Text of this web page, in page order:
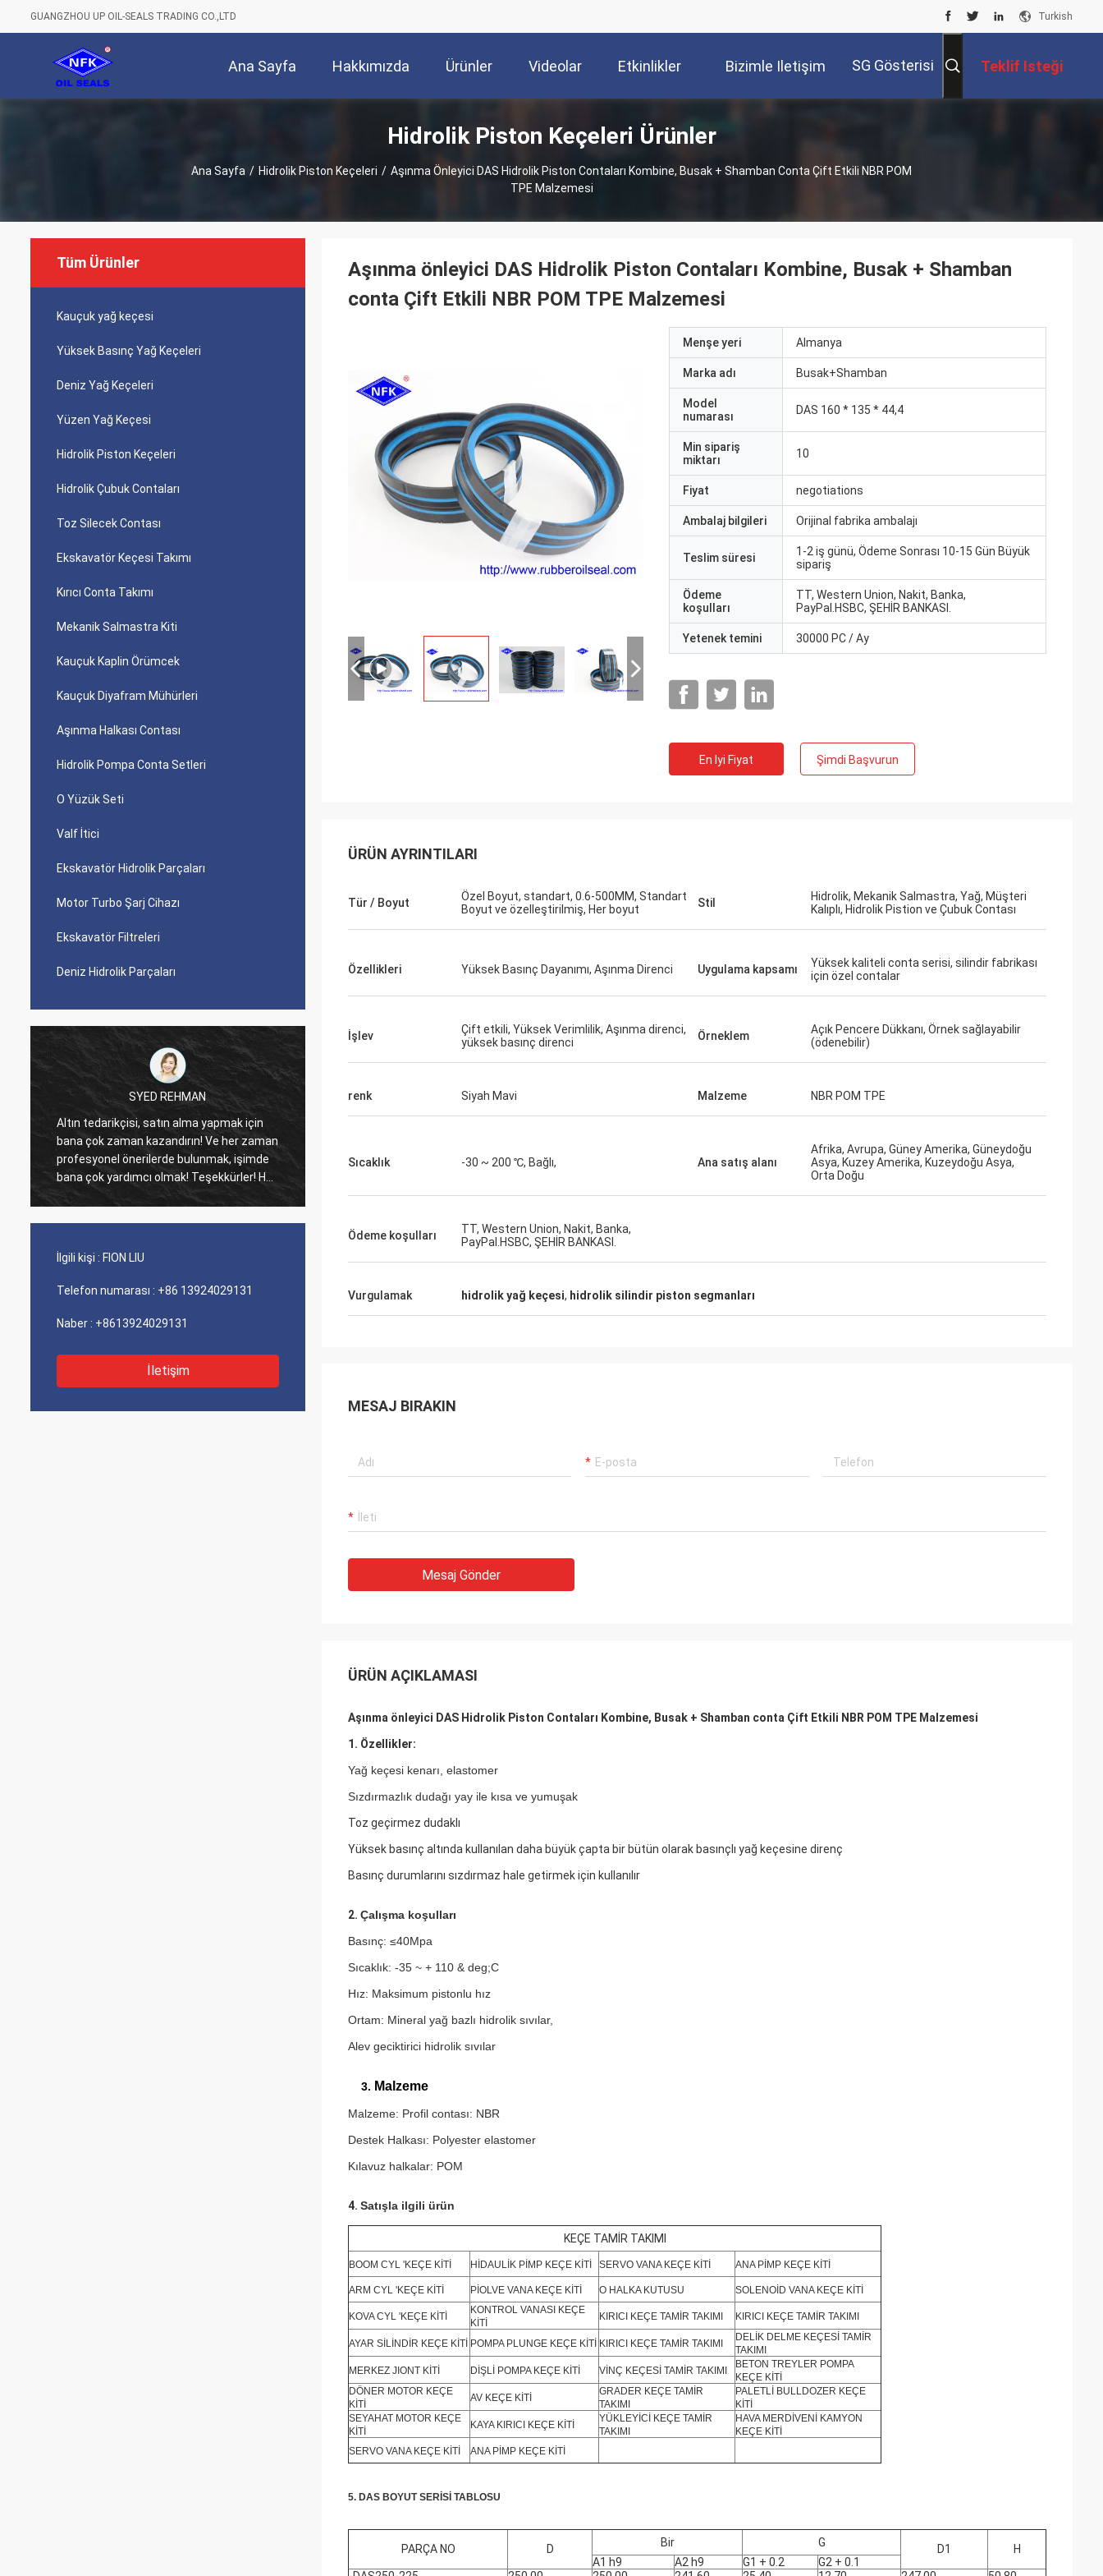
GUANGZHOU UP OIL-SEALS TRADING CO.,LTD Turkish
Ana Sayfa Hakkımızda Ürünler Videolar Etkinlikler Bizimle Iletişim SG Gösterisi Teklif Isteği
Hidrolik Piston Keçeleri Ürünler
Ana Sayfa / Hidrolik Piston Keçeleri / Aşınma Önleyici DAS Hidrolik Piston Contaları Kombine, Busak + Shamban Conta Çift Etkili NBR POM
TPE Malzemesi
Tüm Ürünler
Kauçuk yağ keçesi
Yüksek Basınç Yağ Keçeleri
Deniz Yağ Keçeleri
Yüzen Yağ Keçesi
Hidrolik Piston Keçeleri
Hidrolik Çubuk Contaları
Toz Silecek Contası
Ekskavatör Keçesi Takımı
Kırıcı Conta Takımı
Mekanik Salmastra Kiti
Kauçuk Kaplin Örümcek
Kauçuk Diyafram Mühürleri
Aşınma Halkası Contası
Hidrolik Pompa Conta Setleri
O Yüzük Seti
Valf İtici
Ekskavatör Hidrolik Parçaları
Motor Turbo Şarj Cihazı
Ekskavatör Filtreleri
Deniz Hidrolik Parçaları
SYED REHMAN
Altın tedarikçisi, satın alma yapmak için
bana çok zaman kazandırın! Ve her zaman
profesyonel önerilerde bulunmak, işimde
bana çok yardımcı olmak! Teşekkürler! Her
şey en iyi sırada, kaliteli mallar, hızlı
kaliteli görünüyor ve satın almak için
compnay ile iletişime geçecek Daha fazla
Mutakilwa Wilson afrika
maliyet performansı. Hızlı sevkiyat ve çok
gelecekte uzun bir coopertion olacak.
İlgili kişi : FION LIU
Telefon numarası : +86 13924029131
Naber : +8613924029131
İletişim
Aşınma önleyici DAS Hidrolik Piston Contaları Kombine, Busak + Shamban
conta Çift Etkili NBR POM TPE Malzemesi
Menşe yeri Almanya
Marka adı Busak+Shamban
Model
numarası
DAS 160 * 135 * 44,4
Min sipariş
miktarı
10
Fiyat negotiations
Ambalaj bilgileri Orijinal fabrika ambalajı
Teslim süresi
1-2 iş günü, Ödeme Sonrası 10-15 Gün Büyük
sipariş
Ödeme
koşulları
TT, Western Union, Nakit, Banka,
PayPal.HSBC, ŞEHİR BANKASI.
Yetenek temini 30000 PC / Ay
En Iyi Fiyat Şimdi Başvurun
ÜRÜN AYRINTILARI
Tür / Boyut
Özel Boyut, standart, 0.6-500MM, Standart
Boyut ve özelleştirilmiş, Her boyut
Stil
Hidrolik, Mekanik Salmastra, Yağ, Müşteri
Kalıplı, Hidrolik Pistion ve Çubuk Contası
Özellikleri Yüksek Basınç Dayanımı, Aşınma Direnci Uygulama kapsamı
Yüksek kaliteli conta serisi, silindir fabrikası
için özel contalar
İşlev
Çift etkili, Yüksek Verimlilik, Aşınma direnci,
yüksek basınç direnci
Örneklem
Açık Pencere Dükkanı, Örnek sağlayabilir
(ödenebilir)
renk Siyah Mavi Malzeme NBR POM TPE
Sıcaklık -30 ~ 200 ℃, Bağlı, Ana satış alanı
Afrika, Avrupa, Güney Amerika, Güneydoğu
Asya, Kuzey Amerika, Kuzeydoğu Asya,
Orta Doğu
Ödeme koşulları
TT, Western Union, Nakit, Banka,
PayPal.HSBC, ŞEHİR BANKASI.
Vurgulamak hidrolik yağ keçesi, hidrolik silindir piston segmanları
MESAJ BIRAKIN
Mesaj Gönder
ÜRÜN AÇIKLAMASI
Aşınma önleyici DAS Hidrolik Piston Contaları Kombine, Busak + Shamban conta Çift Etkili NBR POM TPE Malzemesi
1. Özellikler:
Yağ keçesi kenarı, elastomer
Sızdırmazlık dudağı yay ile kısa ve yumuşak
Toz geçirmez dudaklı
Yüksek basınç altında kullanılan daha büyük çapta bir bütün olarak basınçlı yağ keçesine direnç
Basınç durumlarını sızdırmaz hale getirmek için kullanılır
2. Çalışma koşulları
Basınç: ≤40Mpa
Sıcaklık: -35 ~ + 110 & deg;C
Hız: Maksimum pistonlu hız
Ortam: Mineral yağ bazlı hidrolik sıvılar,
Alev geciktirici hidrolik sıvılar
3. Malzeme
Malzeme: Profil contası: NBR
Destek Halkası: Polyester elastomer
Kılavuz halkalar: POM
4. Satışla ilgili ürün
KEÇE TAMİR TAKIMI
BOOM CYL 'KEÇE KİTİ HİDAULİK PİMP KEÇE KİTİ SERVO VANA KEÇE KİTİ ANA PİMP KEÇE KİTİ
ARM CYL 'KEÇE KİTİ PİOLVE VANA KEÇE KİTİ O HALKA KUTUSU SOLENOİD VANA KEÇE KİTİ
KOVA CYL 'KEÇE KİTİ
KONTROL VANASI KEÇE
KİTİ
KIRICI KEÇE TAMİR TAKIMI KIRICI KEÇE TAMİR TAKIMI
AYAR SİLİNDİR KEÇE KİTİ POMPA PLUNGE KEÇE KİTİ KIRICI KEÇE TAMİR TAKIMI
DELİK DELME KEÇESİ TAMİR
TAKIMI
MERKEZ JIONT KİTİ
DİŞLİ POMPA KEÇE KİTİ VİNÇ KEÇESİ TAMİR TAKIMI
BETON TREYLER POMPA
KEÇE KİTİ
DÖNER MOTOR KEÇE
KİTİ
AV KEÇE KİTİ
GRADER KEÇE TAMİR
TAKIMI
PALETLİ BULLDOZER KEÇE
KİTİ
SEYAHAT MOTOR KEÇE
KİTİ
KAYA KIRICI KEÇE KİTİ
YÜKLEYİCİ KEÇE TAMİR
TAKIMI
HAVA MERDİVENİ KAMYON
KEÇE KİTİ
SERVO VANA KEÇE KİTİ
ANA PİMP KEÇE KİTİ
5. DAS BOYUT SERİSİ TABLOSU
PARÇA NO D Bir G D1
H
A1 h9
A2 h9 G1 + 0.2
G2 + 0.1